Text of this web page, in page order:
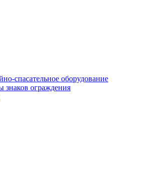
спасательное оборудование
знаков ограждения